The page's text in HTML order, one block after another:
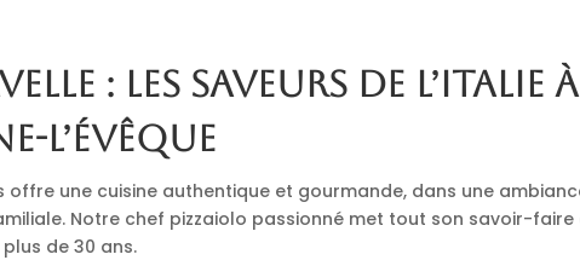
: les saveurs de l’Italie à
l’Évêque
offre une cuisine authentique et gourmande, dans une
Notre chef pizzaiolo passionné met tout son savoir-faire
de 30 ans.